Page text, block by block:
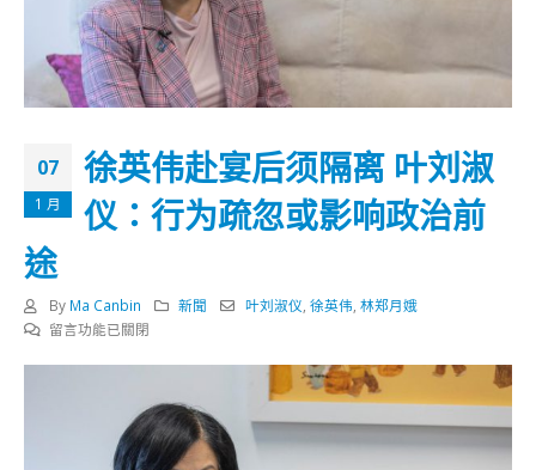
07
1 月
徐英伟赴宴后须隔离 叶刘淑
仪：行为疏忽或影响政治前
途
By Ma Canbin 新聞 叶刘淑仪 ,徐英伟 ,林郑月娥
在
留言功能已關閉